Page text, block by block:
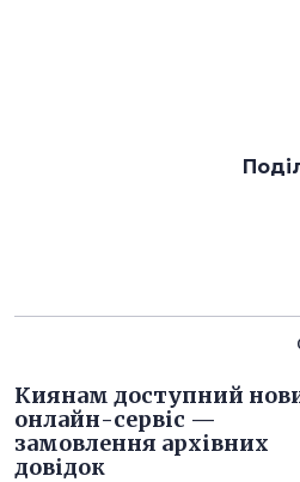
Киянам доступний
онлайн-сервіс —
замовлення архівних
довідок